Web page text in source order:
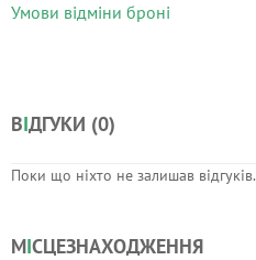
Умови відміни броні
ВІДГУКИ (0)
Поки що ніхто не залишав відгуків.
МІСЦЕЗНАХОДЖЕННЯ